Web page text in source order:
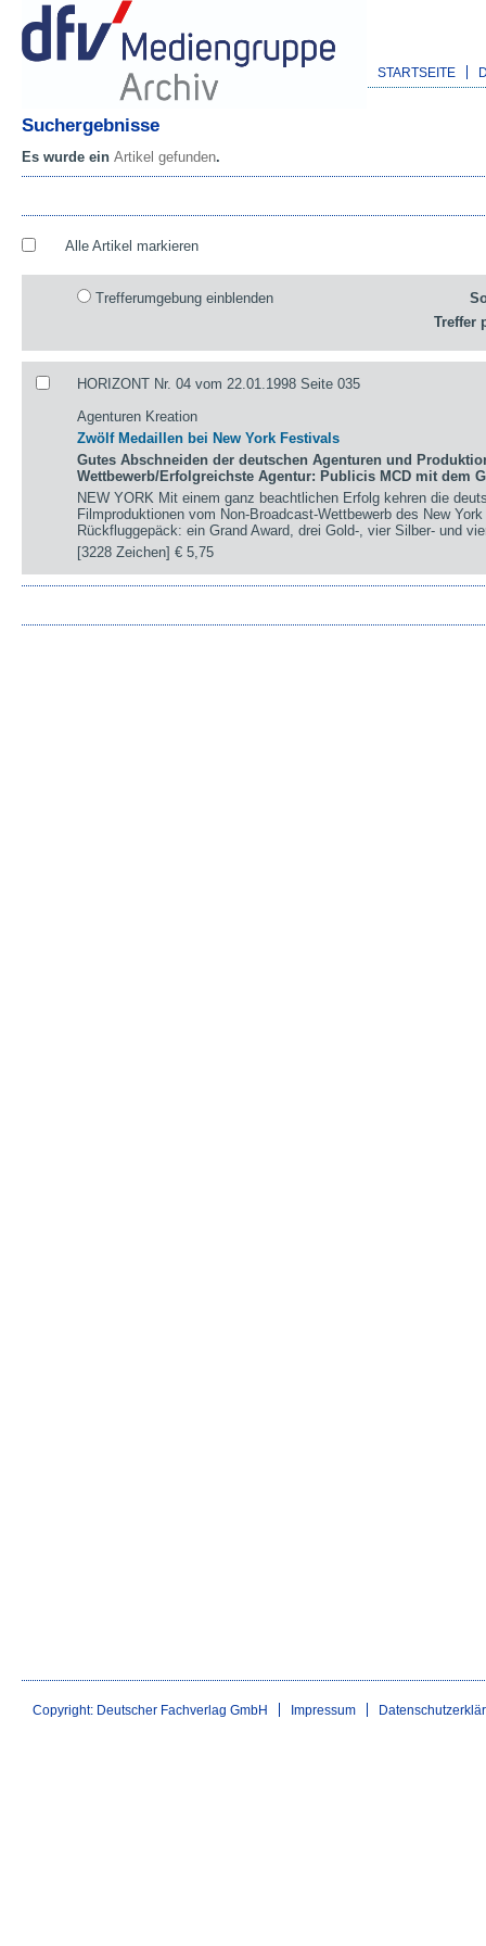
STARTSEITE
Suchergebnisse
Es wurde ein Artikel gefunden.
Alle Artikel markieren
Trefferumgebung einblenden
Treffer
HORIZONT Nr. 04 vom 22.01.1998 Seite 035
Agenturen Kreation
Zwölf Medaillen bei New York Festivals
Gutes Abschneiden der deutschen Agenturen und
Wettbewerb/Erfolgreichste Agentur: Publicis MCD mit dem
NEW YORK Mit einem ganz beachtlichen Erfolg kehren die
Filmproduktionen vom Non-Broadcast-Wettbewerb des New
Rückfluggepäck: ein Grand Award, drei Gold-, vier Silber- und
[3228 Zeichen]€ 5,75
Copyright: Deutscher Fachverlag GmbH Impressum